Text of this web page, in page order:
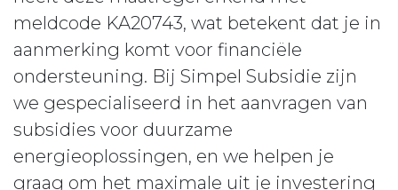
meldcode KA20743, wat betekent dat je in
aanmerking komt voor financiële
ondersteuning. Bij Simpel Subsidie zijn
we gespecialiseerd in het aanvragen van
subsidies voor duurzame
energieoplossingen, en we helpen je
graag om het maximale uit je investering